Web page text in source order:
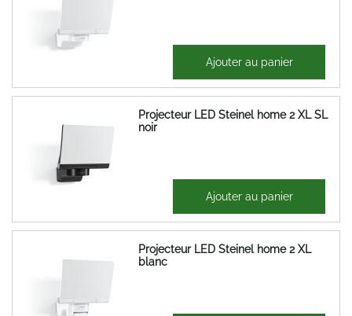
Ajouter au panier
Projecteur LED Steinel home 2 XL SL
noir
Ajouter au panier
Projecteur LED Steinel home 2 XL
blanc